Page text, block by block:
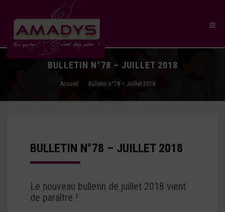
BULLETIN N°78 – JUILLET 2018
Accueil Bulletin n°78 – Juillet 2018
BULLETIN N°78 – JUILLET 2018
Le nouveau bulletin de juillet 2018 vient
de paraître !